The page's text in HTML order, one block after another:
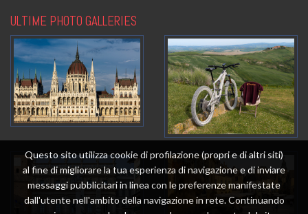
ULTIME PHOTO GALLERIES
Questo sito utilizza cookie di profilazione (propri e di altri siti)
al fine di migliorare la tua esperienza di navigazione e di inviare
messaggi pubblicitari in linea con le preferenze manifestate
dall'utente nell'ambito della navigazione in rete. Continuando